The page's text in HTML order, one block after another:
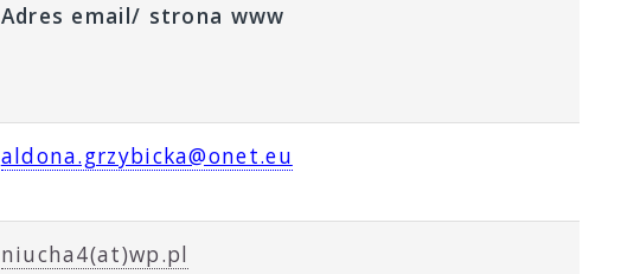
Adres email/ strona www
aldona.grzybicka@onet.eu
niucha4(at)wp.pl